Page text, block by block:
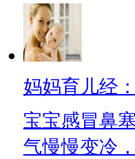
妈妈育儿经
宝宝感冒鼻
气慢慢变冷